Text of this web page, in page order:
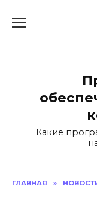
Какие
ГЛАВНАЯ »